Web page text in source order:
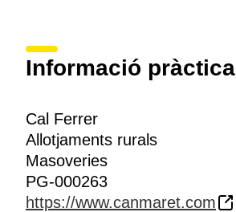
Informació pràctica
Cal Ferrer
Allotjaments rurals
Masoveries
PG-000263
https://www.canmaret.com